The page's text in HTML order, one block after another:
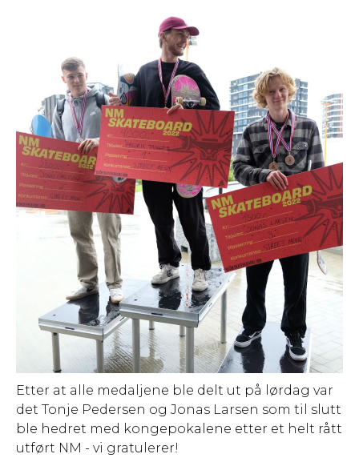
Etter at alle medaljene ble delt ut på lørdag var
det Tonje Pedersen og Jonas Larsen som til slutt
ble hedret med kongepokalene etter et helt rått
utført NM - vi gratulerer!